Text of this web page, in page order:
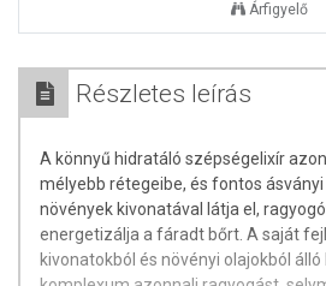
Árfigyelő
Részletes leírás
A könnyű hidratáló szépségelixír
mélyebb rétegeibe, és fontos
növények kivonatával látja el,
energetizálja a fáradt bőrt. A saját
kivonatokból és növényi olajokból